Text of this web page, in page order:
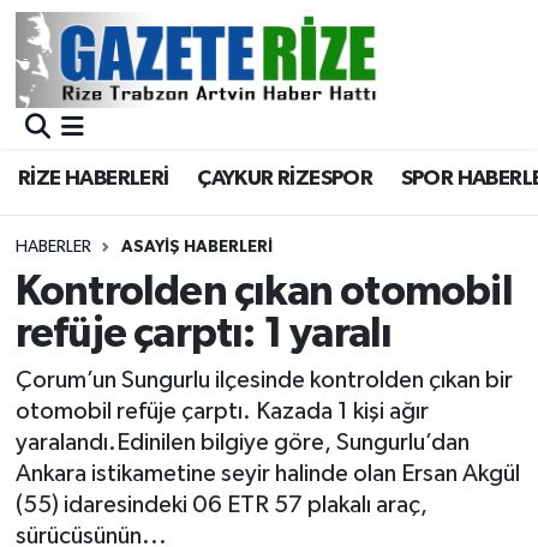
RİZE HABERLERİ ÇAYKUR RİZESPOR SPOR
HABERLER ASAYIŞ HABERLERI
Kontrolden çıkan otomobil
refüje çarptı: 1 yaralı
Çorum’un Sungurlu ilçesinde kontrolden çıkan bir
otomobil refüje çarptı. Kazada 1 kişi ağır
yaralandı.Edinilen bilgiye göre, Sungurlu’dan
Ankara istikametine seyir halinde olan Ersan Akgül
(55) idaresindeki 06 ETR 57 plakalı araç,
sürücüsünün...
BÖLGEMİZ
Asayiş
Rize Jandarma Komutanlığı
Bilim Teknoloji
Advertising news
Canlı Maç
Merkez Nöbetçi Eczaneler
Merkez Trafik Yoğunluk Haritası
Süper Lig Puan Durumu ve Fikstür
Tüm Manşetler
Son Dakika Haberleri